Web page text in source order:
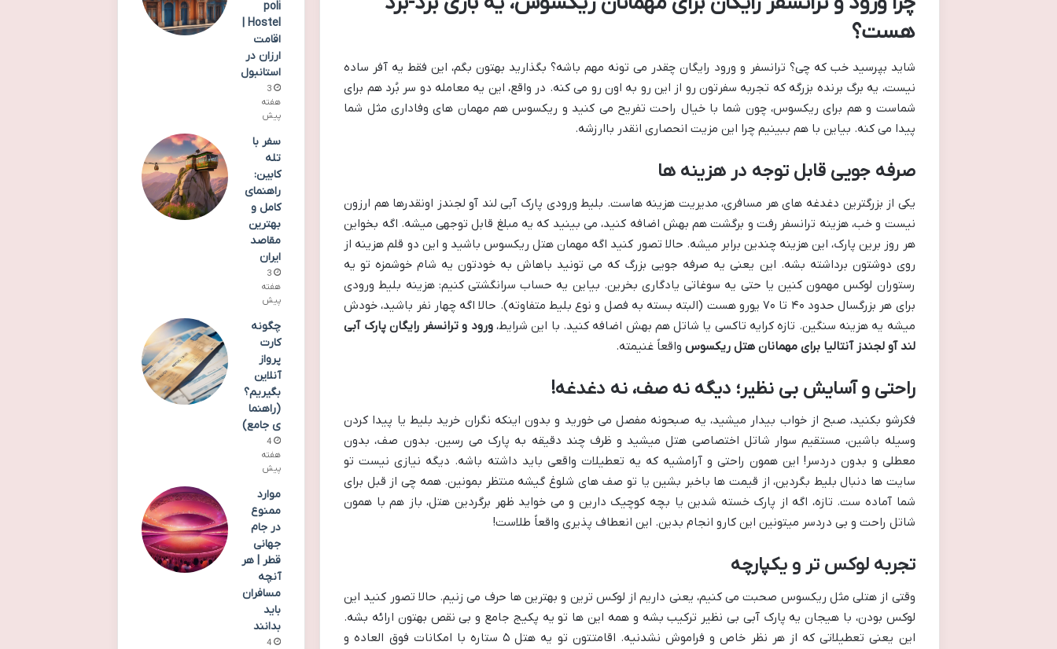
هست؟
شاید بپرسید خب که چی؟ ترانسفر و ورود رایگان چقدر می تونه مهم باشه؟ بگذارید بهتون بگم، این فقط یه آفر ساده
نیست، یه برگ برنده بزرگه که تجربه سفرتون رو از این رو به اون رو می کنه. در واقع، این یه معامله دو سر بُرد هم برای
شماست و هم برای ریکسوس، چون شما با خیال راحت تفریح می کنید و ریکسوس هم مهمان های وفاداری مثل شما
پیدا می کنه. بیاین با هم ببینیم چرا این مزیت انحصاری انقدر باارزشه.
صرفه جویی قابل توجه در هزینه ها
یکی از بزرگترین دغدغه های هر مسافری، مدیریت هزینه هاست. بلیط ورودی پارک آبی لند آو لجندز اونقدرها هم ارزون
نیست و خب، هزینه ترانسفر رفت و برگشت هم بهش اضافه کنید، می بینید که یه مبلغ قابل توجهی میشه. اگه بخواین
هر روز برین پارک، این هزینه چندین برابر میشه. حالا تصور کنید اگه مهمان هتل ریکسوس باشید و این دو قلم هزینه از
روی دوشتون برداشته بشه. این یعنی یه صرفه جویی بزرگ که می تونید باهاش به خودتون یه شام خوشمزه تو یه
رستوران لوکس مهمون کنین یا حتی یه سوغاتی یادگاری بخرین. بیاین یه حساب سرانگشتی کنیم: هزینه بلیط ورودی
برای هر بزرگسال حدود ۴۰ تا ۷۰ یورو هست (البته بسته به فصل و نوع بلیط متفاوته). حالا اگه چهار نفر باشید، خودش
میشه یه هزینه سنگین. تازه کرایه تاکسی یا شاتل هم بهش اضافه کنید. با این شرایط،ورود و ترانسفر رایگان پارک آبی
لند آو لجندز آنتالیا برای مهمانان هتل ریکسوس واقعاً غنیمته.
راحتی و آسایش بی نظیر؛ دیگه نه صف، نه دغدغه!
فکرشو بکنید، صبح از خواب بیدار میشید، یه صبحونه مفصل می خورید و بدون اینکه نگران خرید بلیط یا پیدا کردن
وسیله باشین، مستقیم سوار شاتل اختصاصی هتل میشید و ظرف چند دقیقه به پارک می رسین. بدون صف، بدون
معطلی و بدون دردسر! این همون راحتی و آرامشیه که یه تعطیلات واقعی باید داشته باشه. دیگه نیازی نیست تو
سایت ها دنبال بلیط بگردین، از قیمت ها باخبر بشین یا تو صف های شلوغ گیشه منتظر بمونین. همه چی از قبل برای
شما آماده ست. تازه، اگه از پارک خسته شدین یا بچه کوچیک دارین و می خواید ظهر برگردین هتل، باز هم با همون
شاتل راحت و بی دردسر میتونین این کارو انجام بدین. این انعطاف پذیری واقعاً طلاست!
تجربه لوکس تر و یکپارچه
وقتی از هتلی مثل ریکسوس صحبت می کنیم، یعنی داریم از لوکس ترین و بهترین ها حرف می زنیم. حالا تصور کنید این
لوکس بودن، با هیجان یه پارک آبی بی نظیر ترکیب بشه و همه این ها تو یه پکیج جامع و بی نقص بهتون ارائه بشه.
این یعنی تعطیلاتی که از هر نظر خاص و فراموش نشدنیه. اقامتتون تو یه هتل ۵ ستاره با امکانات فوق العاده و
poli
Hostel |
اقامت
ارزان در
استانبول
3
هفته
پیش
سفر با
تله
کابین:
راهنمای
کامل و
بهترین
مقاصد
ایران
3
هفته
پیش
چگونه
کارت
پرواز
آنلاین
بگیریم؟
(راهنما
ی جامع)
4
هفته
پیش
موارد
ممنوع
در جام
جهانی
قطر | هر
آنچه
مسافران
باید
بدانند
4